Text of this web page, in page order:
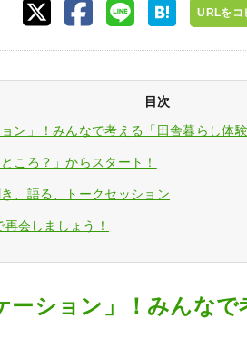
URLをコ
目次
ン」！みんなで考える「田舎暮らし体験
ころ？」からスタート！
、語る、トークセッション
会しましょう！
ーション」！みんなで